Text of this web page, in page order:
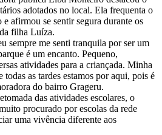
adotados no local. Ela frequenta o
e afirmou se sentir segura durante os
filha Luíza.
sempre me senti tranquila por ser um
é um encanto. Pequeno,
atividades para a criançada. Minha
todas as tardes estamos por aqui, pois é
do bairro Grageru.
das atividades escolares, o
procurado por escolas da rede
uma vivência diferente aos